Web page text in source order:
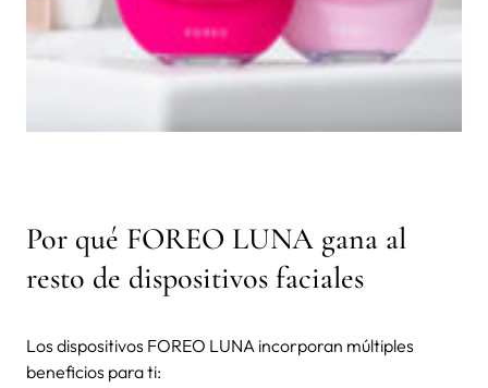
Por qué FOREO LUNA gana al
resto de dispositivos faciales
Los dispositivos FOREO LUNA incorporan múltiples
beneficios para ti: